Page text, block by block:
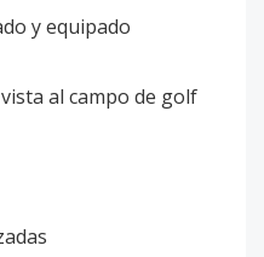
y equipado
al campo de golf